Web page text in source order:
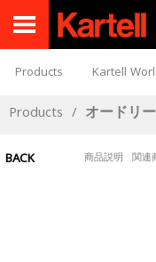
Products Kartell
Products / オードリ
BACK 商品説明 関連